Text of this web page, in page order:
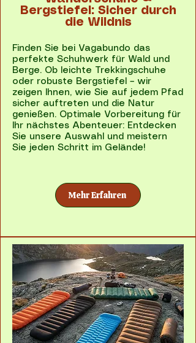
Bergstiefel: Sicher durch
die Wildnis
Finden Sie bei Vagabundo das
perfekte Schuhwerk für Wald und
Berge. Ob leichte Trekkingschuhe
oder robuste Bergstiefel – wir
zeigen Ihnen, wie Sie auf jedem Pfad
sicher auftreten und die Natur
genießen. Optimale Vorbereitung für
Ihr nächstes Abenteuer: Entdecken
Sie unsere Auswahl und meistern
Sie jeden Schritt im Gelände!
Mehr Erfahren